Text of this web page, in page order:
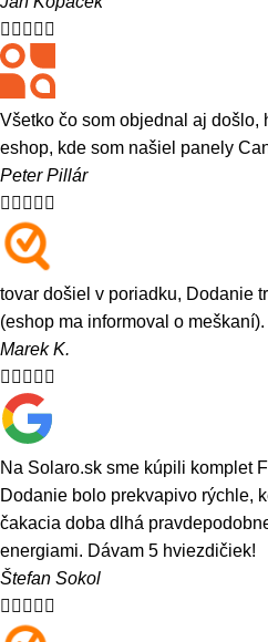
    
Všetko čo som objednal aj došlo,
eshop, kde som našiel panely
Peter Pillár
    
tovar došiel v poriadku, Dodanie
(eshop ma informoval o
Marek K.
    
Na Solaro.sk sme kúpili komplet
Dodanie bolo prekvapivo rýchle,
čakacia doba dlhá
energiami. Dávam 5 hviezdičiek!
Štefan Sokol
    